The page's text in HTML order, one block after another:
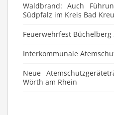
Waldbrand: Auch
Südpfalz im Kreis Bad
Feuerwehrfest Büchelberg
⁠Interkommunale
Neue
Wörth am Rhein